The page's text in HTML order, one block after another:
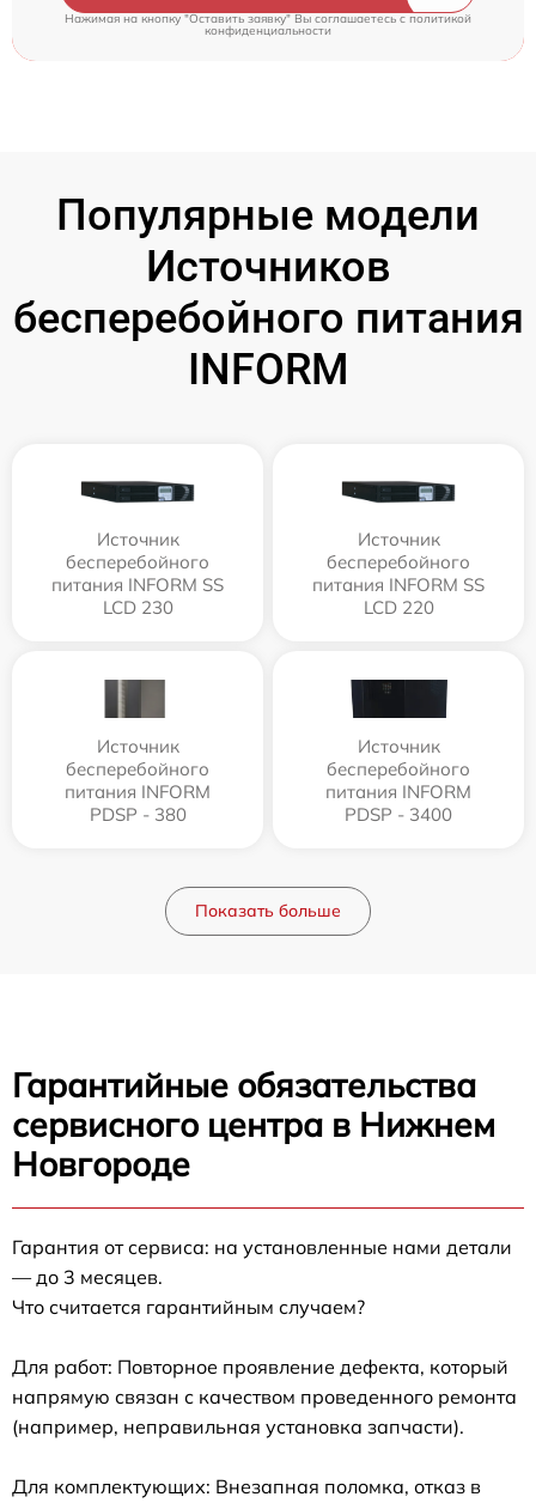
Нажимая на кнопку "Оставить заявку" Вы соглашаетесь cполитикой
конфиденциальности
Популярные модели
Источников
бесперебойного питания
INFORM
Источник
бесперебойного
питания INFORM SS
LCD 230
Источник
бесперебойного
питания INFORM SS
LCD 220
Источник
бесперебойного
питания INFORM
PDSP - 380
Источник
бесперебойного
питания INFORM
PDSP - 3400
Показать больше
Гарантийные обязательства
сервисного центра в Нижнем
Новгороде
Гарантия от сервиса: на установленные нами детали
— до 3 месяцев.
Что считается гарантийным случаем?
Для работ: Повторное проявление дефекта, который
напрямую связан с качеством проведенного ремонта
(например, неправильная установка запчасти).
Для комплектующих: Внезапная поломка, отказ в